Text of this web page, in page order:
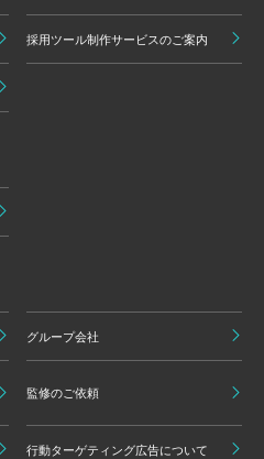
採用ツール制作サービスのご案内
グループ会社
監修のご依頼
行動ターゲティング広告について